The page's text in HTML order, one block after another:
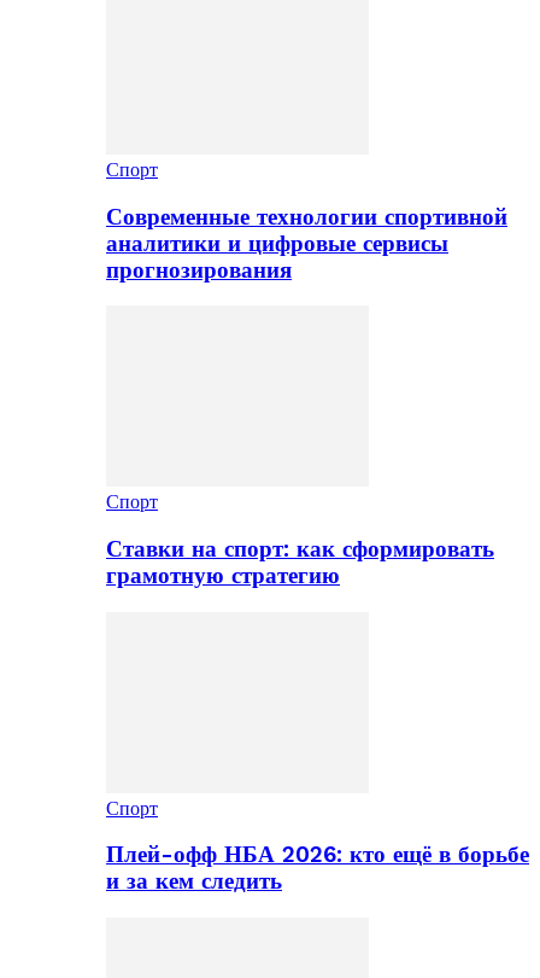
Спорт
Современные технологии спортивной
аналитики и цифровые сервисы
прогнозирования
Спорт
Ставки на спорт: как сформировать
грамотную стратегию
Спорт
Плей-офф НБА 2026: кто ещё в борьбе
и за кем следить